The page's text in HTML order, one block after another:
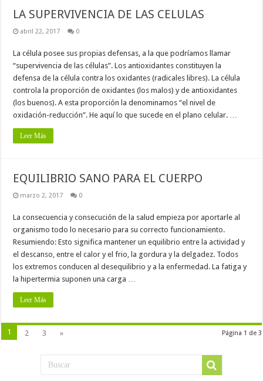
LA SUPERVIVENCIA DE LAS CELULAS
abril 22, 2017 0
La célula posee sus propias defensas, a la que podríamos llamar
“supervivencia de las células”. Los antioxidantes constituyen la
defensa de la célula contra los oxidantes (radicales libres). La célula
controla la proporción de oxidantes (los malos) y de antioxidantes
(los buenos). A esta proporción la denominamos “el nivel de
oxidación-reducción”. He aquí lo que sucede en el plano celular. …
Leer Más
EQUILIBRIO SANO PARA EL CUERPO
marzo 2, 2017 0
La consecuencia y consecución de la salud empieza por aportarle al
organismo todo lo necesario para su correcto funcionamiento.
Resumiendo: Esto significa mantener un equilibrio entre la actividad y
el descanso, entre el calor y el frio, la gordura y la delgadez. Todos
los extremos conducen al desequilibrio y a la enfermedad. La fatiga y
la hipertermia suponen una carga …
Leer Más
Página 1 de 3
1 2 3 »